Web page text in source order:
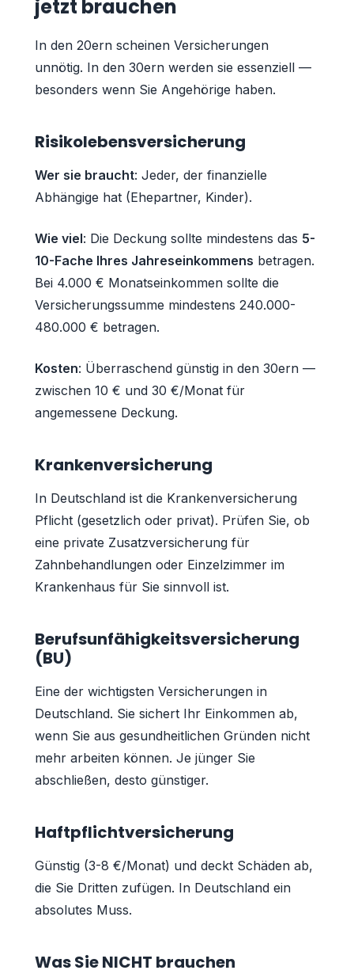
jetzt brauchen
In den 20ern scheinen Versicherungen
unnötig. In den 30ern werden sie essenziell —
besonders wenn Sie Angehörige haben.
Risikolebensversicherung
Wer sie braucht: Jeder, der finanzielle
Abhängige hat (Ehepartner, Kinder).
Wie viel: Die Deckung sollte mindestens das 5-
10-Fache Ihres Jahreseinkommens betragen.
Bei 4.000 € Monatseinkommen sollte die
Versicherungssumme mindestens 240.000-
480.000 € betragen.
Kosten: Überraschend günstig in den 30ern —
zwischen 10 € und 30 €/Monat für
angemessene Deckung.
Krankenversicherung
In Deutschland ist die Krankenversicherung
Pflicht (gesetzlich oder privat). Prüfen Sie, ob
eine private Zusatzversicherung für
Zahnbehandlungen oder Einzelzimmer im
Krankenhaus für Sie sinnvoll ist.
Berufsunfähigkeitsversicherung
(BU)
Eine der wichtigsten Versicherungen in
Deutschland. Sie sichert Ihr Einkommen ab,
wenn Sie aus gesundheitlichen Gründen nicht
mehr arbeiten können. Je jünger Sie
abschließen, desto günstiger.
Haftpflichtversicherung
Günstig (3-8 €/Monat) und deckt Schäden ab,
die Sie Dritten zufügen. In Deutschland ein
absolutes Muss.
Was Sie NICHT brauchen